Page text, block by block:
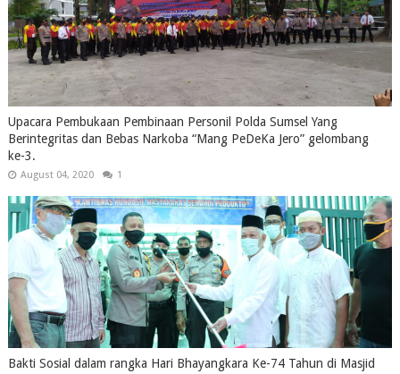
Upacara Pembukaan Pembinaan Personil Polda Sumsel Yang
Berintegritas dan Bebas Narkoba “Mang PeDeKa Jero” gelombang
ke-3.
August 04, 2020 1
Bakti Sosial dalam rangka Hari Bhayangkara Ke-74 Tahun di Masjid